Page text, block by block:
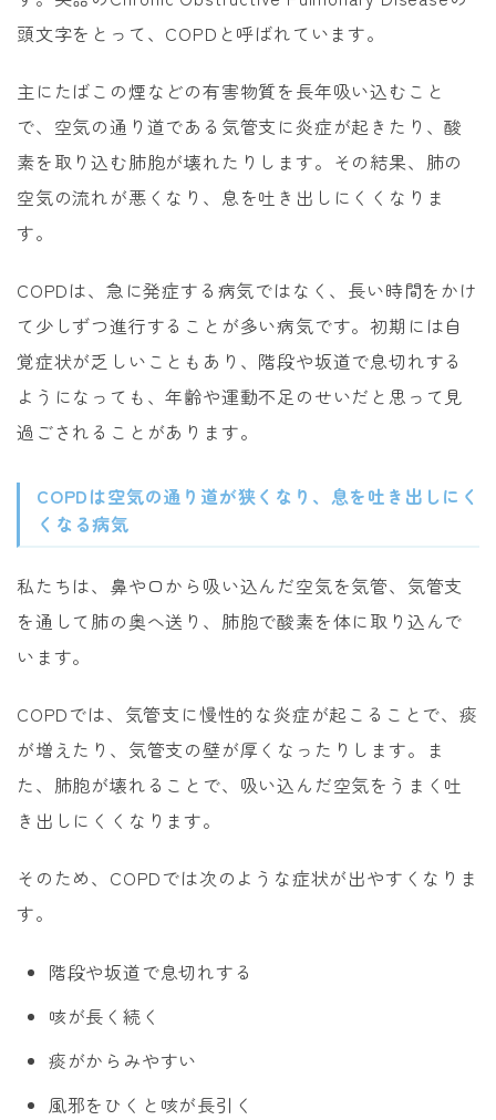
頭文字をとって、COPDと呼ばれています。
主にたばこの煙などの有害物質を長年吸い込むこと
で、空気の通り道である気管支に炎症が起きたり、酸
素を取り込む肺胞が壊れたりします。その結果、肺の
空気の流れが悪くなり、息を吐き出しにくくなりま
す。
COPDは、急に発症する病気ではなく、長い時間をかけ
て少しずつ進行することが多い病気です。初期には自
覚症状が乏しいこともあり、階段や坂道で息切れする
ようになっても、年齢や運動不足のせいだと思って見
過ごされることがあります。
COPDは空気の通り道が狭くなり、息を吐き出しにく
くなる病気
私たちは、鼻や口から吸い込んだ空気を気管、気管支
を通して肺の奥へ送り、肺胞で酸素を体に取り込んで
います。
COPDでは、気管支に慢性的な炎症が起こることで、痰
が増えたり、気管支の壁が厚くなったりします。ま
た、肺胞が壊れることで、吸い込んだ空気をうまく吐
き出しにくくなります。
そのため、COPDでは次のような症状が出やすくなりま
す。
階段や坂道で息切れする
咳が長く続く
痰がからみやすい
風邪をひくと咳が長引く